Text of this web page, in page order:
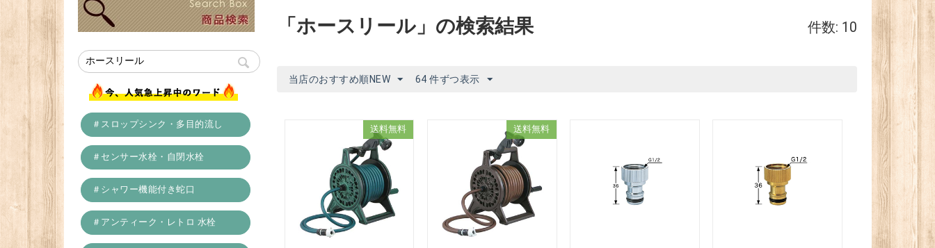
＃スロップシンク・多目的流し
＃センサー水栓・自閉水栓
＃シャワー機能付き蛇口
＃アンティーク・レトロ 水栓
「ホースリール」の検索結果 件数: 10
当店のおすすめ順NEW 64 件ずつ表示
送料無料 送料無料